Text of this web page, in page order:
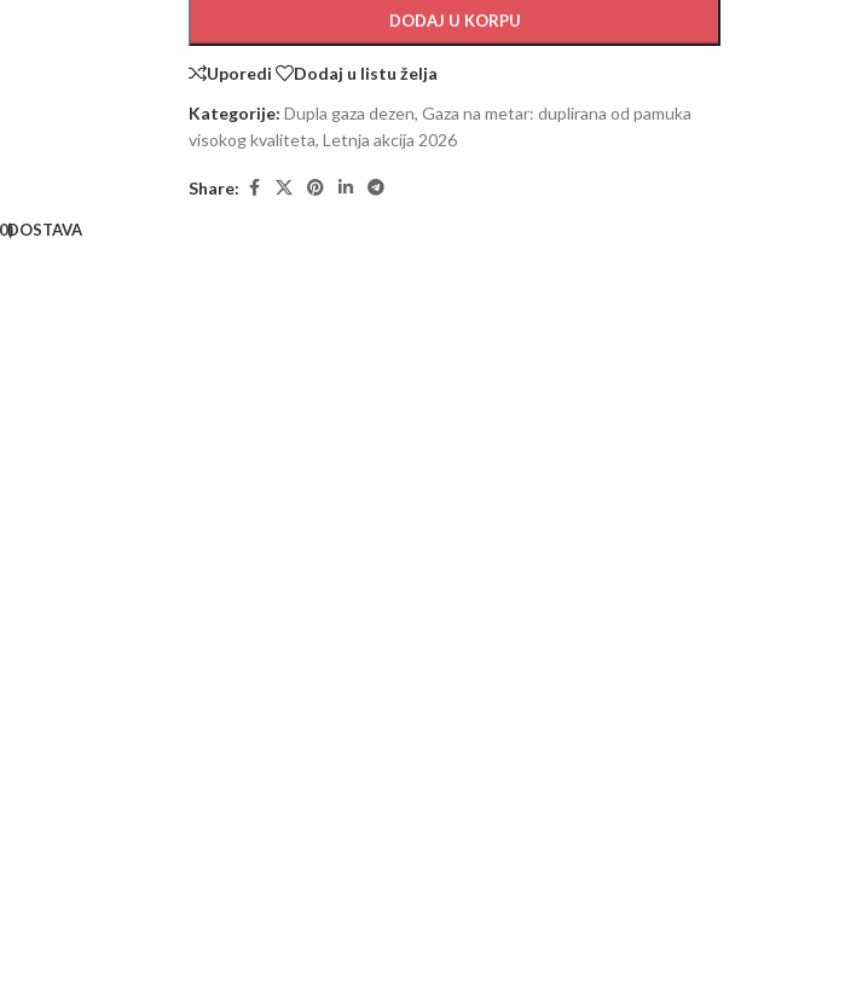
DODAJ U KORPU
Uporedi
Dodaj u listu želja
Kategorije: Dupla gaza dezen, Gaza na metar: duplirana od pamuka
visokog kvaliteta, Letnja akcija 2026
Share:
DOSTAVA